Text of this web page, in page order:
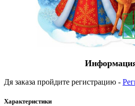
Дя заказа пройдите регистрацию -
Характеристики